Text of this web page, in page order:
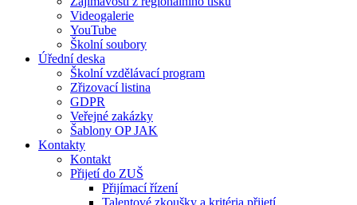
Videogalerie
YouTube
Školní soubory
Úřední deska
Školní vzdělávací program
Zřizovací listina
GDPR
Veřejné zakázky
Šablony OP JAK
Kontakty
Kontakt
Přijetí do ZUŠ
Přijímací řízení
Talentové zkoušky a kritéria přijetí